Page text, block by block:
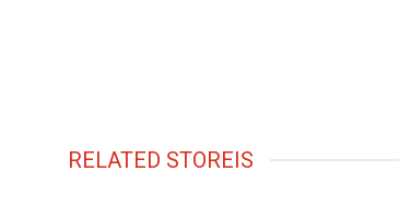
RELATED STOREIS